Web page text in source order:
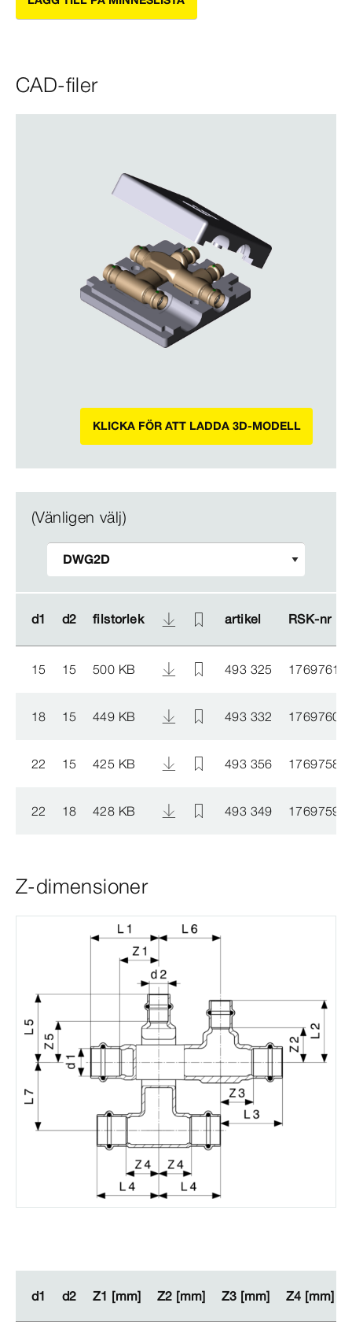
CAD-filer
KLICKA FÖR ATT LADDA 3D-MODELL
(Vänligen välj)
d1 d2 filstorlek artikel RSK-​nr
d1 d2 filstorlek artikel RSK-​nr
15 15 500 KB 493 325 1769761
18 15 449 KB 493 332 1769760
22 15 425 KB 493 356 1769758
22 18 428 KB 493 349 1769759
Z-dimensioner
d1 d2 Z1 [mm] Z2 [mm] Z3 [mm] Z4 [mm]
d1 d2 Z1 [mm] Z2 [mm] Z3 [mm] Z4 [mm]